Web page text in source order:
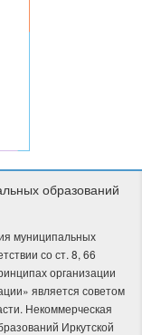
образований
муниципальных
со ст. 8, 66
организации
является советом
Некоммерческая
Иркутской